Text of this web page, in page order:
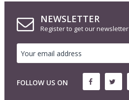
NEWSLETTER
Register to get our newsletter
FOLLOW US ON